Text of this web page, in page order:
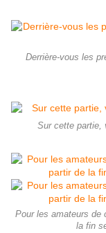
Derrière-vous les
Sur cette partie,
Pour les amateurs de
la fin